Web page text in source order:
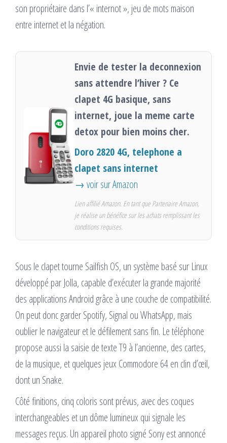
son propriétaire dans l’« internot », jeu de mots maison
entre internet et la négation.
Envie de tester la deconnexion
sans attendre l’hiver ? Ce
clapet 4G basique, sans
internet, joue la meme carte
detox pour bien moins cher.
Doro 2820 4G, telephone a
clapet sans internet
→ voir sur Amazon
Lien affilié Amazon. En tant que Partenaire Amazon,
je réalise un bénéfice sur les achats remplissant les
conditions requises.
Sous le clapet tourne Sailfish OS, un système basé sur Linux
développé par Jolla, capable d’exécuter la grande majorité
des applications Android grâce à une couche de compatibilité.
On peut donc garder Spotify, Signal ou WhatsApp, mais
oublier le navigateur et le défilement sans fin. Le téléphone
propose aussi la saisie de texte T9 à l’ancienne, des cartes,
de la musique, et quelques jeux Commodore 64 en clin d’œil,
dont un Snake.
Côté finitions, cinq coloris sont prévus, avec des coques
interchangeables et un dôme lumineux qui signale les
messages reçus. Un appareil photo signé Sony est annoncé